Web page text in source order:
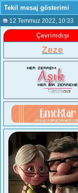
Tekil mesaj gösterimi
12 Temmuz 2022 , 10:33
Çevrimdışı
Zeze